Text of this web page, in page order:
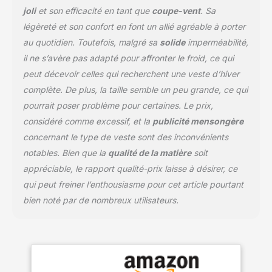
joliet son efficacité en tant que coupe-vent. Sa
légèreté et son confort en font un allié agréable à porter
au quotidien. Toutefois, malgré sa solideimperméabilité,
il ne s’avère pas adapté pour affronter le froid, ce qui
peut décevoir celles qui recherchent une veste d’hiver
complète. De plus, la taille semble un peu grande, ce qui
pourrait poser problème pour certaines. Le prix,
considéré comme excessif, et la publicité mensongère
concernant le type de veste sont des inconvénients
notables. Bien que la qualité de la matièresoit
appréciable, le rapport qualité-prix laisse à désirer, ce
qui peut freiner l’enthousiasme pour cet article pourtant
bien noté par de nombreux utilisateurs.